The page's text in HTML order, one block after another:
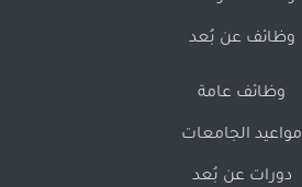
وظائف عن بُعد
وظائف عامة
مواعيد الجامعات
دورات عن بُعد